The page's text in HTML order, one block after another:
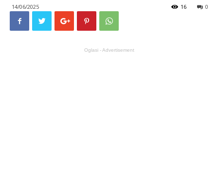
14/06/2025 0
16
Oglasi - Advertisement